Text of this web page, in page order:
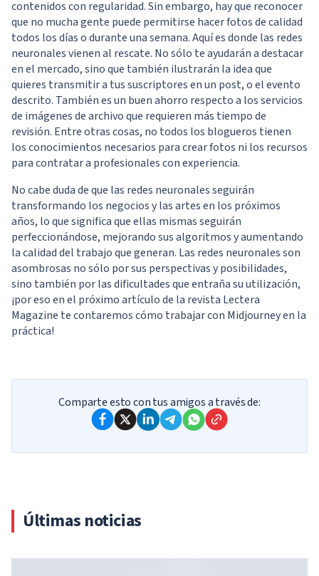
contenidos con regularidad. Sin embargo, hay que reconocer
que no mucha gente puede permitirse hacer fotos de calidad
todos los días o durante una semana. Aquí es donde las redes
neuronales vienen al rescate. No sólo te ayudarán a destacar
en el mercado, sino que también ilustrarán la idea que
quieres transmitir a tus suscriptores en un post, o el evento
descrito. También es un buen ahorro respecto a los servicios
de imágenes de archivo que requieren más tiempo de
revisión. Entre otras cosas, no todos los blogueros tienen
los conocimientos necesarios para crear fotos ni los recursos
para contratar a profesionales con experiencia.
No cabe duda de que las redes neuronales seguirán
transformando los negocios y las artes en los próximos
años, lo que significa que ellas mismas seguirán
perfeccionándose, mejorando sus algoritmos y aumentando
la calidad del trabajo que generan. Las redes neuronales son
asombrosas no sólo por sus perspectivas y posibilidades,
sino también por las dificultades que entraña su utilización,
¡por eso en el próximo artículo de la revista Lectera
Magazine te contaremos cómo trabajar con Midjourney en la
práctica!
Comparte esto con tus amigos a través de:
Últimas noticias